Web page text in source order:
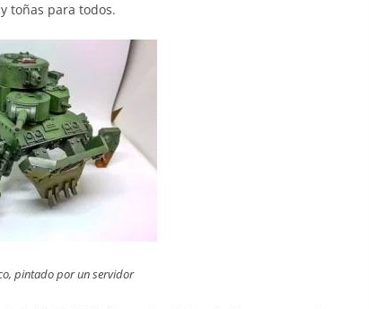
toñas para todos.
, pintado por un servidor